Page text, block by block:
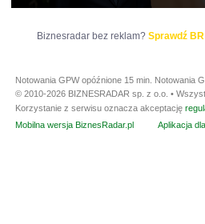
Biznesradar bez reklam? Sprawdź
Notowania GPW opóźnione 15 min. Notowania
© 2010-2026 BIZNESRADAR sp. z o.o. •
Korzystanie z serwisu oznacza akceptację
Mobilna wersja BiznesRadar.pl
Aplikacja